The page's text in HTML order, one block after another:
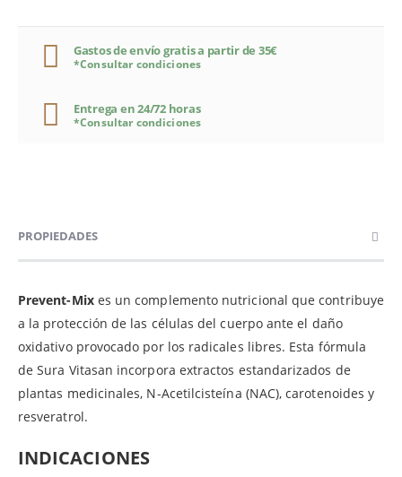
Gastos de envío gratis a partir de 35€
*Consultar condiciones
Entrega en 24/72 horas
*Consultar condiciones
PROPIEDADES
Prevent-Mix es un complemento nutricional que contribuye
a la protección de las células del cuerpo ante el daño
oxidativo provocado por los radicales libres. Esta fórmula
de Sura Vitasan incorpora extractos estandarizados de
plantas medicinales, N-Acetilcisteína (NAC), carotenoides y
resveratrol.
INDICACIONES